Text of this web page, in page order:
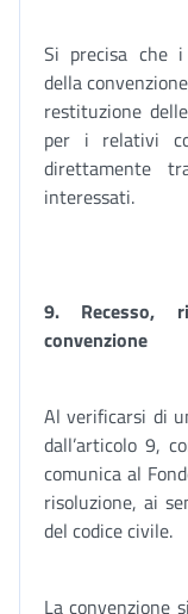
Si precisa che i
della
restituzione
per i relativi
direttamente
interessati.
9. Recesso,
convenzione
Al verificarsi di
dall’articolo 9,
comunica al
risoluzione, ai
del codice civile.
La convenzione